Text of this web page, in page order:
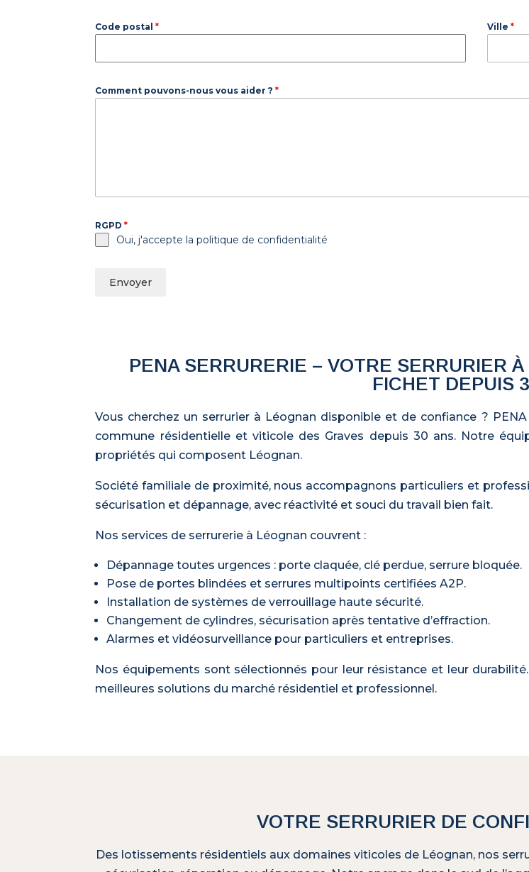
Code postal* Ville *
Comment pouvons-nous vous aider ?*
RGPD*
Oui, j'accepte la politique de confidentialité
Envoyer
PENA SERRURERIE – VOTRE SERRURIER
FICHET DEPUIS
Vous cherchez un serrurier à Léognan disponible et de confiance ?
commune résidentielle et viticole des Graves depuis 30 ans. Notre
propriétés qui composent Léognan.
Société familiale de proximité, nous accompagnons particuliers et
sécurisation et dépannage, avec réactivité et souci du travail bien fait.
Nos services de serrurerie à Léognan couvrent :
Dépannage toutes urgences : porte claquée, clé perdue, serrure bloquée.
Pose de portes blindées et serrures multipoints certifiées A2P.
Installation de systèmes de verrouillage haute sécurité.
Changement de cylindres, sécurisation après tentative d’effraction.
Alarmes et vidéosurveillance pour particuliers et entreprises.
Nos équipements sont sélectionnés pour leur résistance et leur
meilleures solutions du marché résidentiel et professionnel.
VOTRE SERRURIER DE
Des lotissements résidentiels aux domaines viticoles de Léognan, nos